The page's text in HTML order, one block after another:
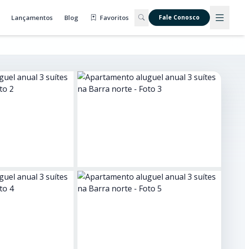
Lançamentos Blog Favoritos Fale Conosco